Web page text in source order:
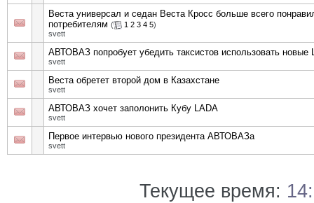
Веста универсал и седан Веста Кросс больше всего
потребителям ( 1 2 3 4 5)
svett
АВТОВАЗ попробует убедить таксистов использовать новые
svett
Веста обретет второй дом в Казахстане
svett
АВТОВАЗ хочет заполонить Кубу LADA
svett
Первое интервью нового президента АВТОВАЗа
svett
Текущее время: